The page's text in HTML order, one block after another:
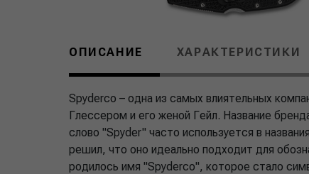
ОПИСАНИЕ ХАРАКТЕРИСТИКИ
Spyderco – одна из самых влиятельных
Глессером и его женой Гейл. Название
слово "Spyder" часто используется в
решил, что оно идеально подходит для
родилось имя "Spyderco", которое стало